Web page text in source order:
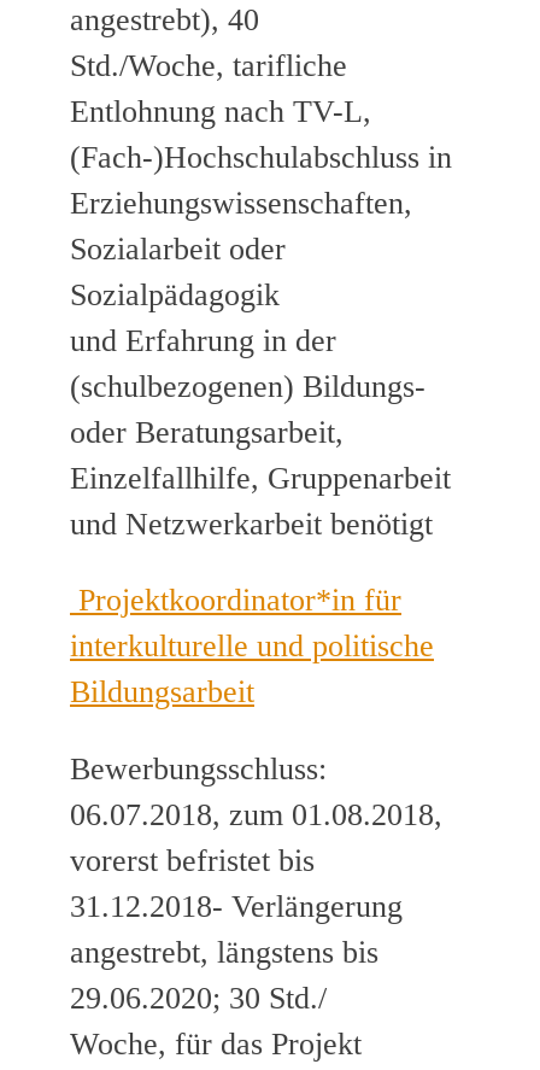
angestrebt), 40
Std./Woche, tarifliche
Entlohnung nach TV-L,
(Fach-)Hochschulabschluss in
Erziehungswissenschaften,
Sozialarbeit oder
Sozialpädagogik
und Erfahrung in der
(schulbezogenen) Bildungs-
oder Beratungsarbeit,
Einzelfallhilfe, Gruppenarbeit
und Netzwerkarbeit benötigt
Projektkoordinator*in für
interkulturelle und politische
Bildungsarbeit
Bewerbungsschluss:
06.07.2018, zum 01.08.2018,
vorerst befristet bis
31.12.2018- Verlängerung
angestrebt, längstens bis
29.06.2020; 30 Std./
Woche, für das Projekt